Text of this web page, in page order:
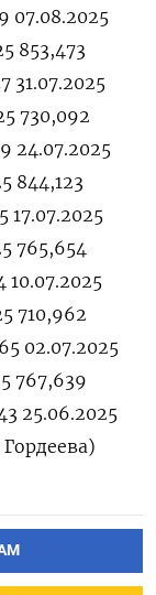
07.08.2025
853,473
31.07.2025
730,092
24.07.2025
844,123
17.07.2025
765,654
10.07.2025
710,962
02.07.2025
767,639
25.06.2025